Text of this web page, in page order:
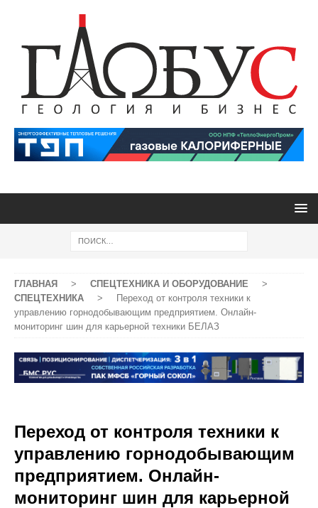
ГЛАВНАЯ > СПЕЦТЕХНИКА И ОБОРУДОВАНИЕ
>
СПЕЦТЕХНИКА
>
Переход от контроля техники к
управлению горнодобывающим предприятием. Онлайн-
мониторинг шин для карьерной техники БЕЛАЗ
Переход от контроля техники к
управлению горнодобывающим
предприятием. Онлайн-
мониторинг шин для карьерной